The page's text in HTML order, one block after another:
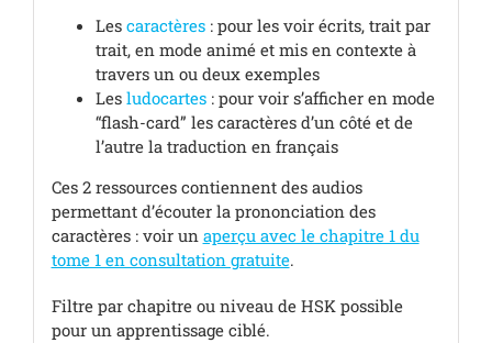
Les caractères: pour les voir écrits, trait par
trait, en mode animé et mis en contexte à
travers un ou deux exemples
Les ludocartes: pour voir s’afficher en mode
“flash-card” les caractères d’un côté et de
l’autre la traduction en français
Ces 2 ressources contiennent des audios
permettant d’écouter la prononciation des
caractères : voir un aperçu avec le chapitre 1 du
tome 1 en consultation gratuite.
Filtre par chapitre ou niveau de HSK possible
pour un apprentissage ciblé.